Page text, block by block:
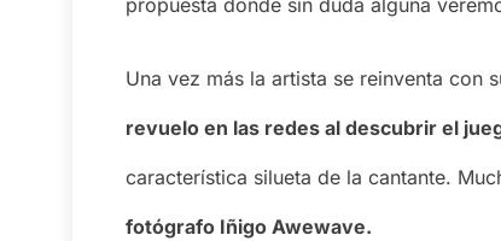
propuesta donde sin duda alguna
Una vez más la artista se reinventa con
revuelo en las redes al descubrir el
característica silueta de la cantante.
fotógrafo Iñigo Awewave.